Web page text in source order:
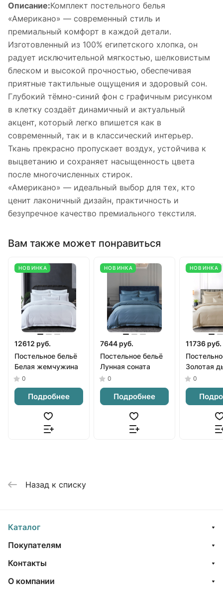
Описание:Комплект постельного белья
«Американо» — современный стиль и
премиальный комфорт в каждой детали.
Изготовленный из 100% египетского хлопка, он
радует исключительной мягкостью, шелковистым
блеском и высокой прочностью, обеспечивая
приятные тактильные ощущения и здоровый сон.
Глубокий тёмно-синий фон с графичным рисунком
в клетку создаёт динамичный и актуальный
акцент, который легко впишется как в
современный, так и в классический интерьер.
Ткань прекрасно пропускает воздух, устойчива к
выцветанию и сохраняет насыщенность цвета
после многочисленных стирок.
«Американо» — идеальный выбор для тех, кто
ценит лаконичный дизайн, практичность и
безупречное качество премиального текстиля.
Вам также может понравиться
НОВИНКА
12612 руб.
Постельное бельё
Белая жемчужина
0
Подробнее
НОВИНКА
7644 руб.
Постельное бельё
Лунная соната
0
Подробнее
НОВИНКА
11736 руб.
Золотая
0
Назад к списку
Каталог
Покупателям
Контакты
О компании